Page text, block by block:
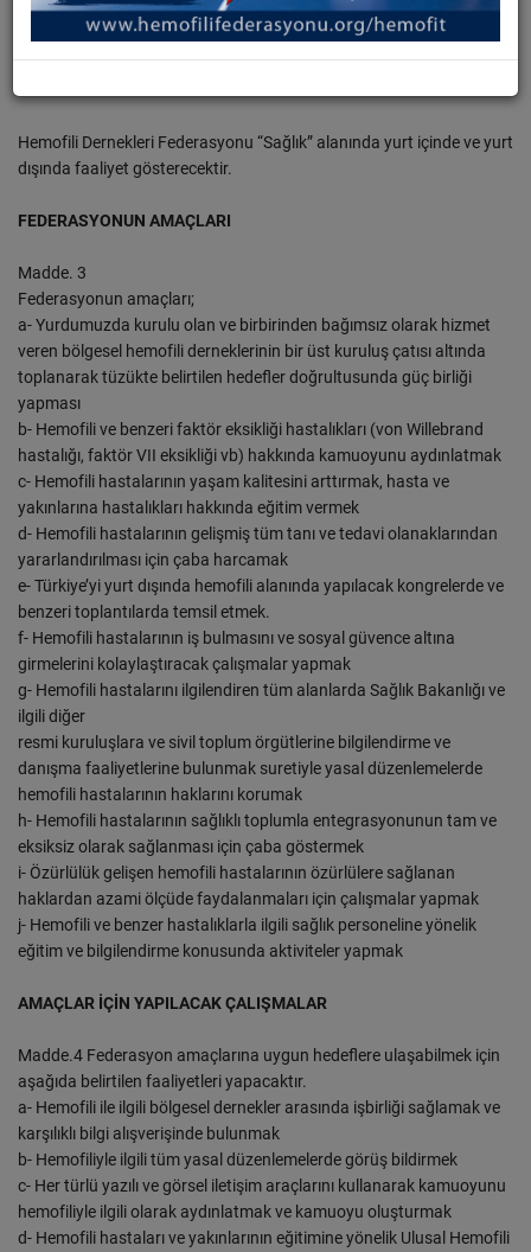
FEDERASYONUN FAALİYET ALANI
Hemofili Dernekleri Federasyonu “Sağlık” alanında yurt içinde ve yurt
dışında faaliyet gösterecektir.
FEDERASYONUN AMAÇLARI
Madde. 3
Federasyonun amaçları;
a- Yurdumuzda kurulu olan ve birbirinden bağımsız olarak hizmet
veren bölgesel hemofili derneklerinin bir üst kuruluş çatısı altında
toplanarak tüzükte belirtilen hedefler doğrultusunda güç birliği
yapması
b- Hemofili ve benzeri faktör eksikliği hastalıkları (von Willebrand
hastalığı, faktör VII eksikliği vb) hakkında kamuoyunu aydınlatmak
c- Hemofili hastalarının yaşam kalitesini arttırmak, hasta ve
yakınlarına hastalıkları hakkında eğitim vermek
d- Hemofili hastalarının gelişmiş tüm tanı ve tedavi olanaklarından
yararlandırılması için çaba harcamak
e- Türkiye’yi yurt dışında hemofili alanında yapılacak kongrelerde ve
benzeri toplantılarda temsil etmek.
f- Hemofili hastalarının iş bulmasını ve sosyal güvence altına
girmelerini kolaylaştıracak çalışmalar yapmak
g- Hemofili hastalarını ilgilendiren tüm alanlarda Sağlık Bakanlığı ve
ilgili diğer
resmi kuruluşlara ve sivil toplum örgütlerine bilgilendirme ve
danışma faaliyetlerine bulunmak suretiyle yasal düzenlemelerde
hemofili hastalarının haklarını korumak
h- Hemofili hastalarının sağlıklı toplumla entegrasyonunun tam ve
eksiksiz olarak sağlanması için çaba göstermek
i- Özürlülük gelişen hemofili hastalarının özürlülere sağlanan
haklardan azami ölçüde faydalanmaları için çalışmalar yapmak
j- Hemofili ve benzer hastalıklarla ilgili sağlık personeline yönelik
eğitim ve bilgilendirme konusunda aktiviteler yapmak
AMAÇLAR İÇİN YAPILACAK ÇALIŞMALAR
Madde.4 Federasyon amaçlarına uygun hedeflere ulaşabilmek için
aşağıda belirtilen faaliyetleri yapacaktır.
a- Hemofili ile ilgili bölgesel dernekler arasında işbirliği sağlamak ve
karşılıklı bilgi alışverişinde bulunmak
b- Hemofiliyle ilgili tüm yasal düzenlemelerde görüş bildirmek
c- Her türlü yazılı ve görsel iletişim araçlarını kullanarak kamuoyunu
hemofiliyle ilgili olarak aydınlatmak ve kamuoyu oluşturmak
d- Hemofili hastaları ve yakınlarının eğitimine yönelik Ulusal Hemofili